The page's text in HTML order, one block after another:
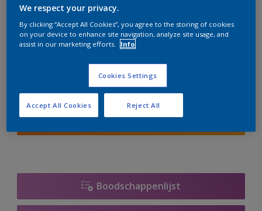
Grootte
30 ML
Voeg toe aan winkelwagen
Boodschappenlijst
We respect your privacy.
By clicking “Accept All Cookies”, you agree to the storing of cookies
on your device to enhance site navigation, analyze site usage, and
assist in our marketing efforts.
Info
Cookies Settings
Reject All
Accept All Cookies